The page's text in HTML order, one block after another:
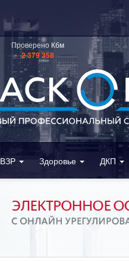
Проверено Кбм
2 379 358
ВЗР Здоровье ДКП